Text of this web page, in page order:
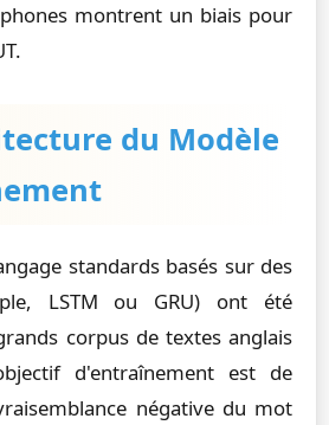
montrent un biais pour
du Modèle
standards basés sur des
LSTM ou GRU) ont été
corpus de textes anglais
d'entraînement est de
négative du mot